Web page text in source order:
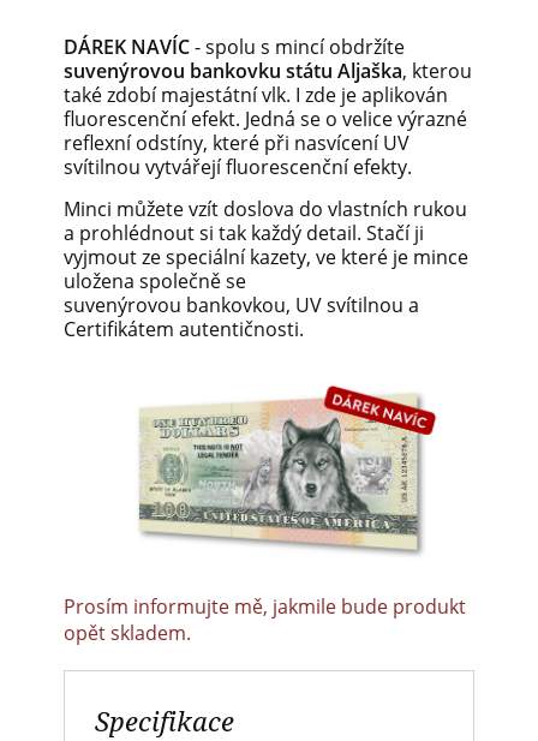
DÁREK NAVÍC- spolu s mincí obdržíte
suvenýrovou bankovku státu Aljaška, kterou
také zdobí majestátní vlk. I zde je aplikován
fluorescenční efekt. Jedná se o velice výrazné
reflexní odstíny, které při nasvícení UV
svítilnou vytvářejí fluorescenční efekty.
Minci můžete vzít doslova do vlastních rukou
a prohlédnout si tak každý detail. Stačí ji
vyjmout ze speciální kazety, ve které je mince
uložena společně se
suvenýrovou bankovkou, UV svítilnou a
Certifikátem autentičnosti.
Prosím informujte mě, jakmile bude produkt
opět skladem.
Specifikace